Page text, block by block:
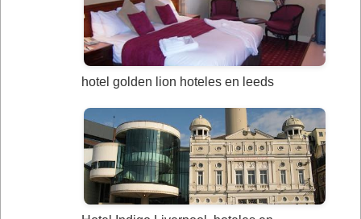
hotel golden lion hoteles en leeds